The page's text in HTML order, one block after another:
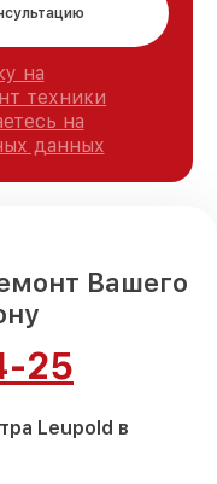
на
техники
на
данных
Вашего
25
Leupold в